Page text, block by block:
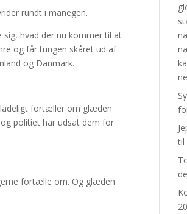
rundt i manegen.
sig, hvad der nu kommer til at
og får tungen skåret ud af
og Danmark.
fortæller om glæden
politiet har udsat dem for
fortælle om. Og glæden
til